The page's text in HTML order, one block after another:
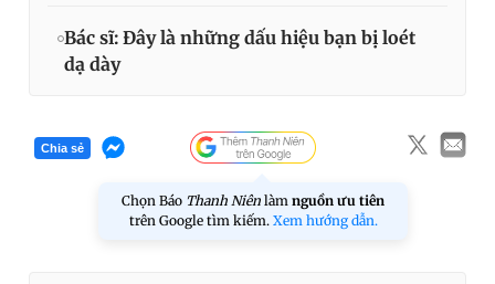
Bác sĩ: Đây là những dấu hiệu bạn bị loét
dạ dày
Chia sẻ
Chọn Báo Thanh Niên làm nguồn ưu tiên
trên Google tìm kiếm. Xem hướng dẫn.